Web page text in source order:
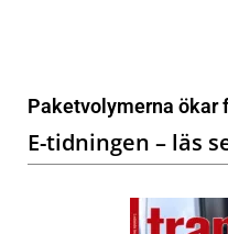
Paketvolymerna ökar
E-tidningen – läs